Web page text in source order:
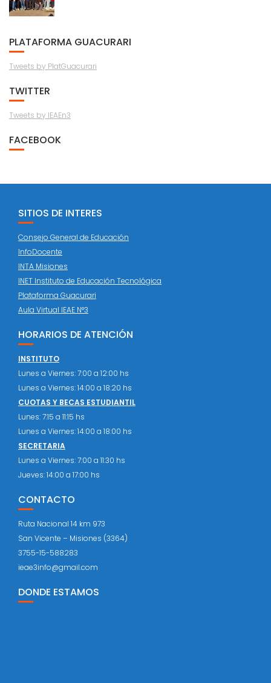
PLATAFORMA GUACURARI
Tweets by PlatGuacurari
TWITTER
Tweets by IEAEn3
FACEBOOK
SITIOS DE INTERES
Consejo General de Educación
InfoDocente
INTA Misiones
INET Instituto de Educación Tecnológica
Plataforma Guacurari
Aula Virtual IEAE N°3
HORARIOS DE ATENCIÓN
INSTITUTO
Lunes a Viernes: 7:00 a 12:00 hs
Lunes a Viernes: 14:00 a 18:20 hs
CUOTAS Y BECAS ESTUDIANTIL
Lunes: 7:15 a 11:15 hs
Lunes a Viernes: 14:00 a 18:00 hs
SECRETARIA
Lunes a Viernes: 7:00 a 11:30 hs
Jueves: 14:00 a 17:00 hs
CONTACTO
Ruta Nacional 14 km 973
San Vicente – Misiones (3364)
3755-15-588283
ieae3info@gmail.com
DONDE ESTAMOS